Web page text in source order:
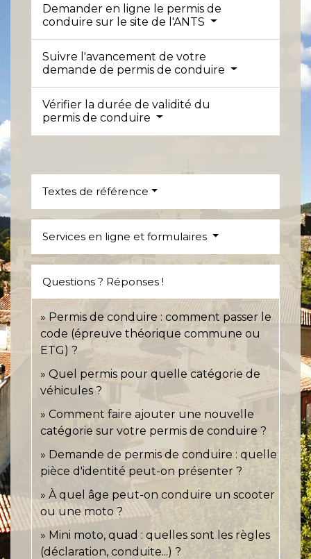
Demander en ligne le permis de
conduire sur le site de l'ANTS
Suivre l'avancement de votre
demande de permis de conduire
Vérifier la durée de validité du
permis de conduire
Textes de référence
Services en ligne et formulaires
Questions ? Réponses !
Permis de conduire : comment passer le
code (épreuve théorique commune ou
ETG) ?
Quel permis pour quelle catégorie de
véhicules ?
Comment faire ajouter une nouvelle
catégorie sur votre permis de conduire ?
Demande de permis de conduire : quelle
pièce d'identité peut-on présenter ?
À quel âge peut-on conduire un scooter
ou une moto ?
Mini moto, quad : quelles sont les règles
(déclaration, conduite...) ?